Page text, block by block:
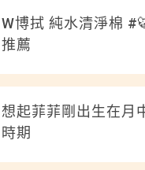
W博拭 純水清淨棉
推薦
想起菲菲剛出生在月
時期